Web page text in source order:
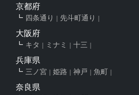
京都府
四条通り 先斗町通り
大阪府
キタ ミナミ 十三
兵庫県
三ノ宮 姫路 神戸 魚町
奈良県